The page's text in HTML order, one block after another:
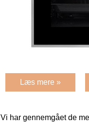
Læs mere »
Vi har gennemgået de